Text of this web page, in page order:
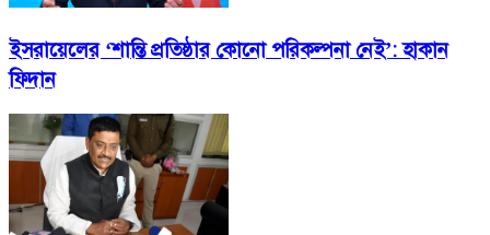
ইসরায়েলের ‘শান্তি প্রতিষ্ঠার কোনো পরিকল্পনা নেই’: হাকান
ফিদান